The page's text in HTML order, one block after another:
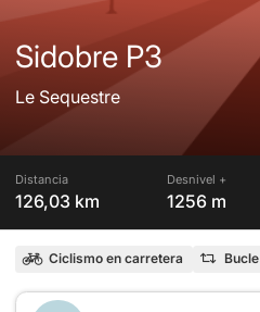
Sidobre P3
Le Sequestre
Distancia
126,03 km
Desnivel +
1256 m
Ciclismo en carretera Bucle